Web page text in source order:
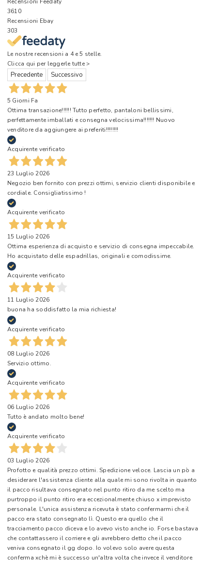
Recensioni Feedaty
3610
Recensioni Ebay
303
Le nostre recensioni a 4 e 5 stelle.
Clicca qui per leggerle tutte >
Precedente Successivo
5 Giorni Fa
Ottima transazione!!!!!! Tutto perfetto, pantaloni bellissimi,
perfettamente imballati e consegna velocissima!!!!!!! Nuovo
venditore da aggiungere ai preferiti!!!!!!!!
Acquirente verificato
23 Luglio 2026
Negozio ben fornito con prezzi ottimi, servizio clienti disponibile e
cordiale. Consigliatissimo !
Acquirente verificato
15 Luglio 2026
Ottima esperienza di acquisto e servizio di consegna impeccabile.
Ho acquistato delle espadrillas, originali e comodissime.
Acquirente verificato
11 Luglio 2026
buona ha soddisfatto la mia richiesta!
Acquirente verificato
08 Luglio 2026
Servizio ottimo.
Acquirente verificato
06 Luglio 2026
Tutto è andato molto bene!
Acquirente verificato
03 Luglio 2026
Profotto e qualità prezzo ottimi. Spedizione veloce. Lascia un pò a
desiderare l'assistenza cliente alla quale mi sono rivolta in quanto
il pacco risultava consegnato nel punto ritiro da me scelto ma
purtroppo il punto ritiro era eccezionalmente chiuso x imprevisto
personale. L'unica assistenza ricevuta è stato confermarmi che il
pacco era stato consegnato lì. Questo era quello che il
tracciamento pacco diceva e lo avevo visto anche io. Forse bastava
che contattassero il corriere e gli avrebbero detto che il pacco
veniva consegnato il gg dopo. Io volevo solo avere questa
conferma xchè mi è successo un'altra volta che invece il venditore